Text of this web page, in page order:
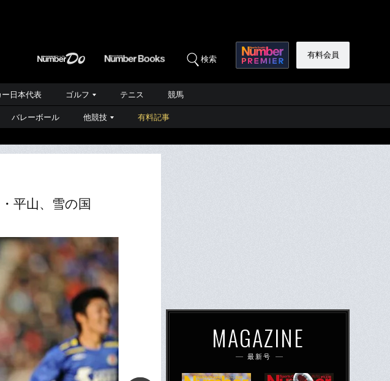
検索 有料会員
ー日本代表 ゴルフ テニス 競馬
バレーボール 他競技 有料記事
平山、雪の国
MAGAZINE
最新号